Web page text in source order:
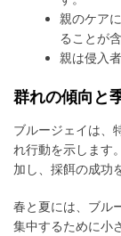
親のケア
ることが
親は侵入
群れの傾向と
ブルージェイは、
れ行動を示します
加し、採餌の成功
春と夏には、ブル
集中するために小